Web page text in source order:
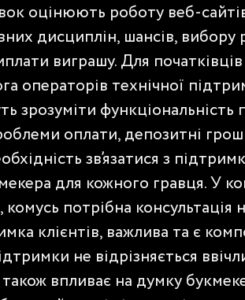
оцінюють роботу веб-
дисциплін, шансів, вибору
виграшу. Для
операторів технічної
зрозуміти функціональність
оплати, депозитні
зв’язатися з
для кожного гравця. У
комусь потрібна консультація
клієнтів, важлива та є
не відрізняється
впливає на думку